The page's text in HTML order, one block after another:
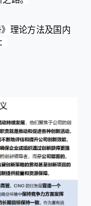
理论方法及国内